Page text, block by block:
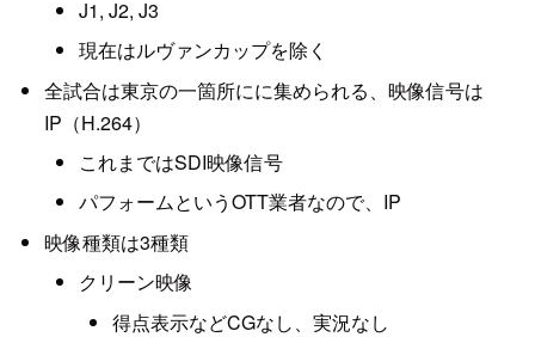
J1, J2, J3
現在はルヴァンカップを除く
全試合は東京の一箇所にに集められる、映像信号は
IP（H.264）
これまではSDI映像信号
パフォームというOTT業者なので、IP
映像種類は3種類
クリーン映像
得点表示などCGなし、実況なし